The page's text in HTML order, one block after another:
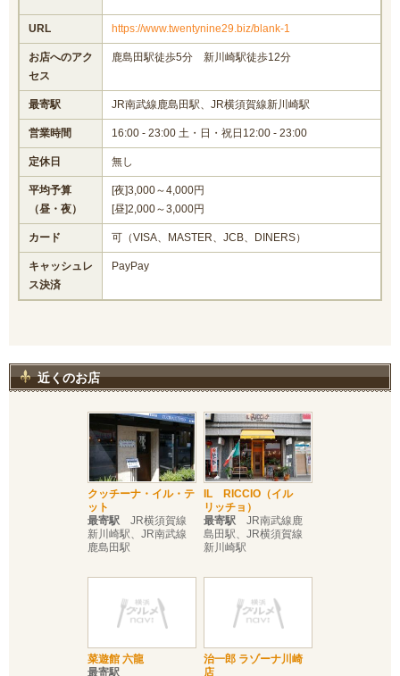
URL https://www.twentynine29.biz/blank-1
お店へのアク
セス
鹿島田駅徒歩5分 新川崎駅徒歩12分
最寄駅 JR南武線鹿島田駅、JR横須賀線新川崎駅
営業時間 16:00 - 23:00 土・日・祝日12:00 - 23:00
定休日 無し
平均予算
（昼・夜）
[夜]3,000～4,000円
[昼]2,000～3,000円
カード 可（VISA、MASTER、JCB、DINERS）
キャッシュレ
ス決済
PayPay
近くのお店
クッチーナ・イル・テ
ット
最寄駅 JR横須賀線
新川崎駅、JR南武線
鹿島田駅
IL RICCIO（イル
リッチョ）
最寄駅 JR南武線鹿
島田駅、JR横須賀線
新川崎駅
菜遊館 六龍
最寄駅
治一郎 ラゾーナ川崎
店